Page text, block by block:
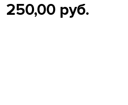
250,00 руб.